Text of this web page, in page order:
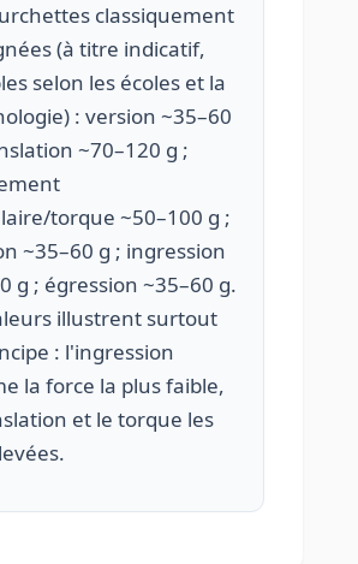
classiquement
(à titre indicatif,
selon les écoles et la
: version ~35–60
~70–120 g ;
torque ~50–100 g ;
~35–60 g ; ingression
g ; égression ~35–60 g.
illustrent surtout
: l'ingression
la force la plus faible,
et le torque les